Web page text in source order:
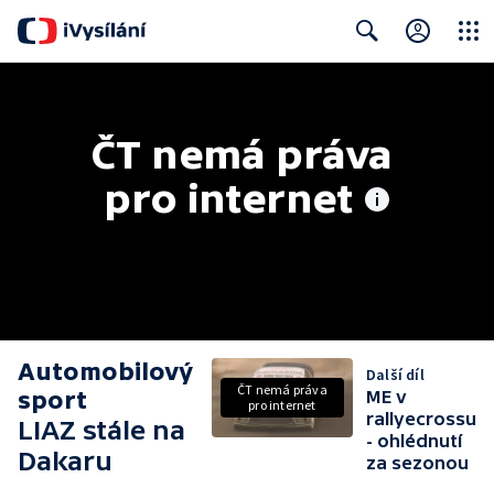
ČT nemá práva
pro internet
Automobilový
sport
LIAZ stále na
Dakaru
ČT nemá práva
pro internet
Další díl
ME v
rallyecrossu
- ohlédnutí
za sezonou